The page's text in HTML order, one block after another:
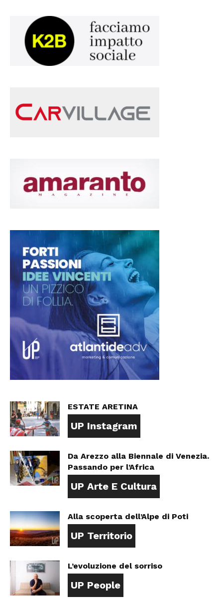
ESTATE ARETINA
UP Instagram
Da Arezzo alla Biennale di Venezia.
Passando per l’Africa
UP Arte E Cultura
Alla scoperta dell’Alpe di Poti
UP Territorio
L’evoluzione del sorriso
UP People